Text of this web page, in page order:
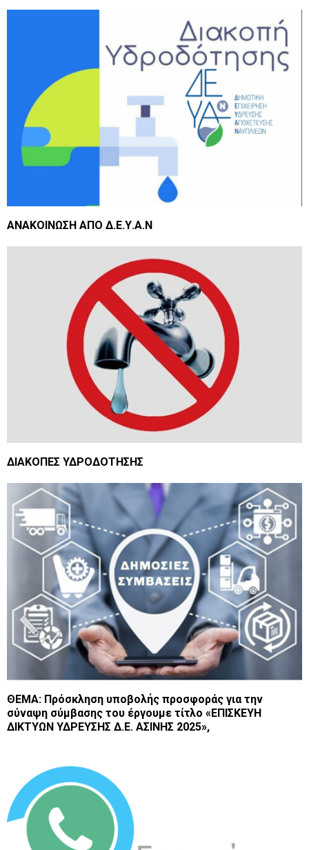
ΑΝΑΚΟΙΝΩΣΗ ΑΠΟ Δ.Ε.Υ.Α.Ν
ΔΙΑΚΟΠΕΣ ΥΔΡΟΔΟΤΗΣΗΣ
ΘΕΜΑ: Πρόσκληση υποβολής προσφοράς για την
σύναψη σύμβασης του έργουμε τίτλο «ΕΠΙΣΚΕΥΗ
ΔΙΚΤΥΩΝ ΥΔΡΕΥΣΗΣ Δ.Ε. ΑΣΙΝΗΣ 2025»,